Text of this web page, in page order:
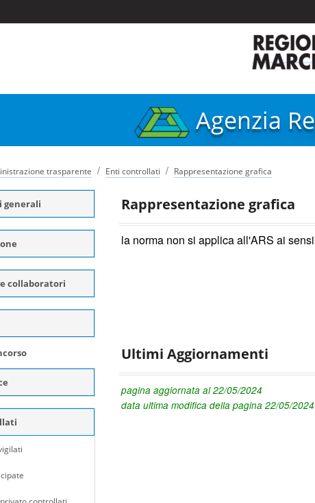
Agenzia
trasparente / Enti controllati / Rappresentazione grafica
generali
collaboratori
Rappresentazione grafica
la norma non si applica all'ARS ai
Ultimi Aggiornamenti
pagina aggiornata al 22/05/2024
data ultima modifica della pagina 22/05/2024